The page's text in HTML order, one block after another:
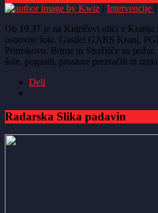
by Kwiz | Intervencije |
Ob 19.37 je na Kidričevi ulici v Kranju
osnovne šole. Gasilci GARS Kranj,
Primskovo, Bitnje in Stražišče so
šole, pogasili, prostore prezračili in
Deli
Radarska Slika padavin